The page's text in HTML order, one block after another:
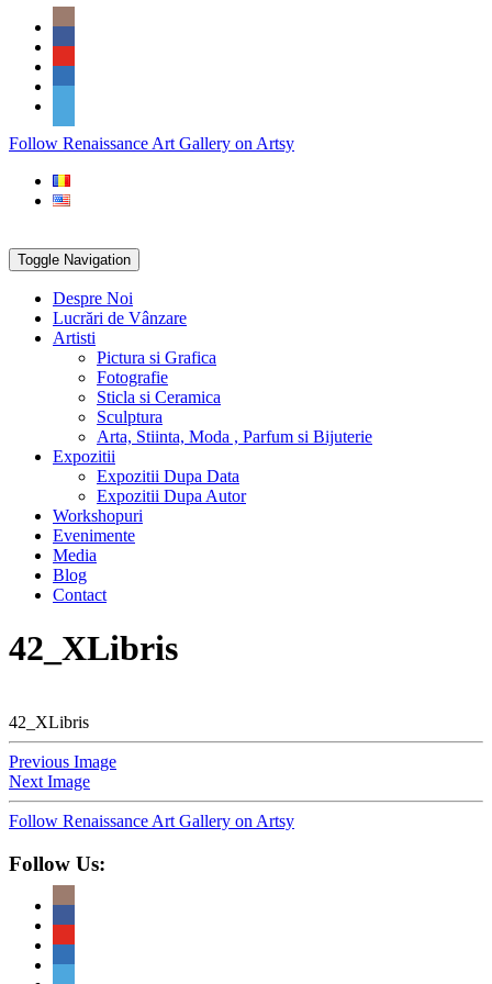
Skip
content
Social
Icons
PARTENER
Follow Renaissance Art Gallery on Artsy
Toggle Navigation
Despre Noi
Lucrări de Vânzare
Artisti
Pictura si Grafica
Fotografie
Sticla si Ceramica
Sculptura
Arta, Stiinta, Moda , Parfum si Bijuterie
Expozitii
Expozitii Dupa Data
Expozitii Dupa Autor
Workshopuri
Evenimente
Media
Blog
Contact
42_XLibris
42_XLibris
Previous Image
Next Image
Follow Renaissance Art Gallery on Artsy
Follow Us: